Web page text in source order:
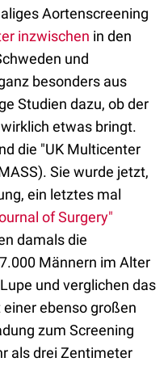
Aortenscreening
inzwischen in den
und
besonders aus
Studien dazu, ob der
etwas bringt.
die "UK Multicenter
Sie wurde jetzt,
ein letztes mal
of Surgery"
damals die
Männern im Alter
und verglichen das
ebenso großen
zum Screening
als drei Zentimeter